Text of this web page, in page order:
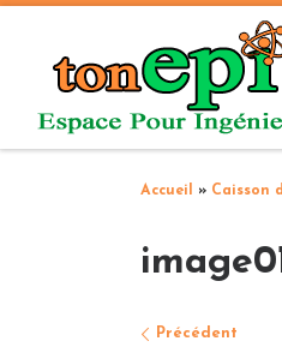
Accueil » Caisson
Précédent